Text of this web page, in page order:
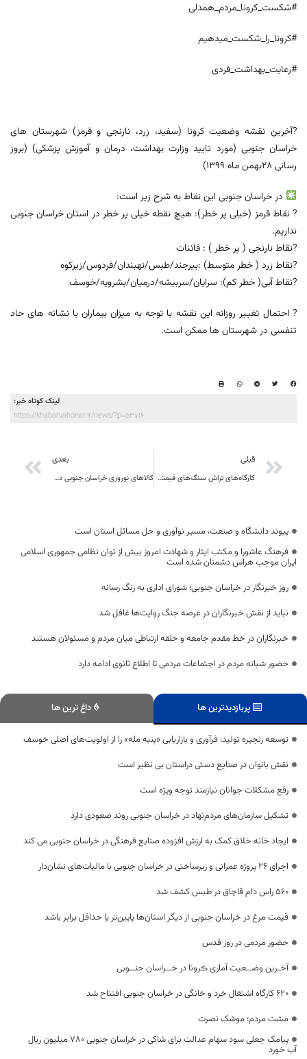
#شکست_کرونا_مردم_همدلی
#کرونا_را_شکست_میدهیم
#رعایت_بهداشت_فردی
?آخرین نقشه وضعیت کرونا (سفید، زرد، نارنجی و قرمز) شهرستان های
خراسان جنوبی (مورد تایید وزارت بهداشت، درمان و آموزش پزشکی) (بروز
رسانی 28بهمن ماه 1399)
در خراسان جنوبی این نقاط به شرح زیر است:
? نقاط قرمز (خیلی پر خطر): هیچ نقطه خیلی پر خطر در استان خراسان جنوبی
نداریم.
?نقاط نارنجی ( پر خطر ) : قائنات
?نقاط زرد ( خطر متوسط) :بیرجند/طبس/نهبندان/فردوس/زیرکوه
?نقاط آبی( خطر کم): سرایان/سربیشه/درمیان/بشرویه/خوسف
? احتمال تغییر روزانه این نقشه با توجه به میزان بیماران با نشانه های حاد
تنفسی در شهرستان ها ممکن است.
لینک کوتاه خبر:
https://khabarvahonar.ir/news/?p=53716
قبلی
کارگاه‌های تراش سنگ‌های قیمتی و نیمه‌قیمتی در سرایان توسعه یافت
بعدی
کالاهای نوروزی خراسان جنوبی در حال تامین است
پیوند دانشگاه و صنعت، مسیر نوآوری و حل مسائل استان است
فرهنگ عاشورا و مکتب ایثار و شهادت امروز بیش از توان نظامی جمهوری اسلامی
ایران موجب هراس دشمنان شده است
روز خبرنگار در خراسان جنوبی؛ شورای اداری به رنگ رسانه
نباید از نقش خبرنگاران در عرصه جنگ روایت‌ها غافل شد
خبرنگاران در خط مقدم جامعه و حلقه ارتباطی میان مردم و مسئولان هستند
حضور شبانه مردم در اجتماعات مردمی تا اطلاع ثانوی ادامه دارد
پربازدیدترین ها داغ ترین ها
توسعه زنجیره تولید، فرآوری و بازاریابی «پنبه مله» را از اولویت‌های اصلی خوسف
نقش بانوان در صنایع دستی دراستان بی نظیر است
رفع مشکلات جوانان نیازمند توجه ویژه است
تشکیل سازمان‌های مردم‌نهاد در خراسان جنوبی روند صعودی دارد
ایجاد خانه خلاق کمک به ارزش افزوده صنایع فرهنگی در خراسان جنوبی می کند
اجرای ۲۶ پروژه عمرانی و زیرساختی در خراسان جنوبی با مالیات‌های نشان‌دار
560 راس دام قاچاق در طبس کشف شد
قیمت مرغ در خراسان جنوبی از دیگر استان‌ها پایین‌تر یا حداقل برابر باشد
حضور مردمی در روز قدس
آخـرین وضــعیت آماری ڪرونا در خــراسان جنــوبی
۶۲۰ کارگاه اشتغال خرد و خانگی در خراسان جنوبی افتتاح شد
مشت مردم؛ موشکِ نصرت
پیامک جعلی سود سهام عدالت برای شاکی در خراسان جنوبی ۷۸۰ میلیون ریال
آب‌ خورد